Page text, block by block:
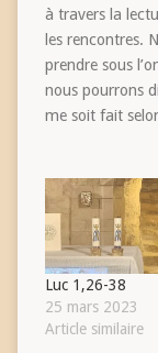
à travers la
les rencontres.
prendre sous
nous pourrons
me soit fait
Luc 1,26-38
25 mars 2023
Article similaire